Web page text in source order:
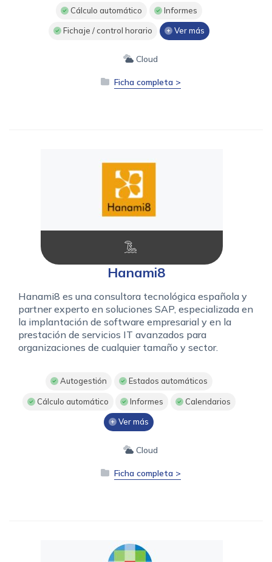
Cálculo automático Informes
Fichaje / control horario Ver más
Cloud
Ficha completa >
Hanami8
Hanami8 es una consultora tecnológica española y
partner experto en soluciones SAP, especializada en
la implantación de software empresarial y en la
prestación de servicios IT avanzados para
organizaciones de cualquier tamaño y sector.
Autogestión Estados automáticos
Cálculo automático Informes Calendarios
Ver más
Cloud
Ficha completa >